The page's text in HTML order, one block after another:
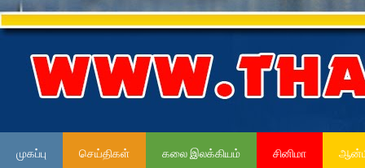
முகப்பு செய்திகள் கலை இலக்கியம் சினிமா